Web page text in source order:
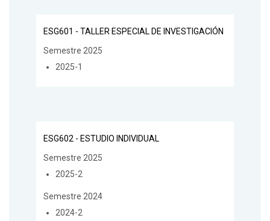
ESG601 - TALLER ESPECIAL DE INVESTIGACIÓN
Semestre 2025
2025-1
ESG602 - ESTUDIO INDIVIDUAL
Semestre 2025
2025-2
Semestre 2024
2024-2